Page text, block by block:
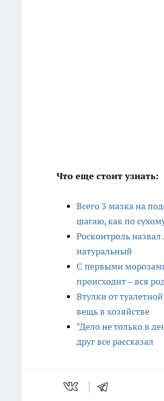
Что еще стоит узнать:
Всего 3 мазка на
шагаю, как по
Росконтроль
натуральный
С первыми
происходит – вся
Втулки от
вещь в хозяйстве
"Дело не только в
друг все рассказал